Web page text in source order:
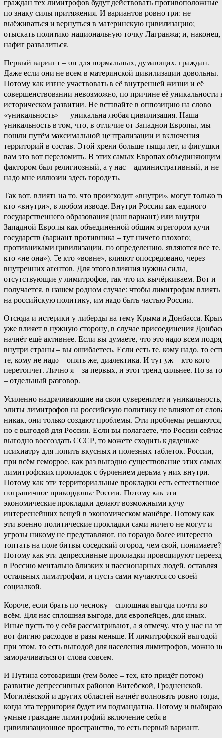
граждан тех лимитрофов будут действовать противоположные
по знаку силы притяжения. И вариантов ровно три: не
выёживаться и вернуться в материнскую цивилизацию;
отыскать политико-национальную точку Лагранжа; и, наконец,
нафиг развалиться.
Первый вариант – он для нормальных, думающих, граждан.
Даже если они не всем в материнской цивилизации довольны.
Потому как извне участвовать в её внутренней жизни и её
совершенствовании невозможно, по причине её уникальности
историческом развитии. Не вставайте в оппозицию на слово
«уникальность» — уникальна любая цивилизация. Наша
уникальность в том, что, в отличие от Западной Европы, мы
пошли путём максимальной централизации и включения
территорий в состав. Этой хрени больше тыщи лет, и фигушки
вам это вот переломить. В этих самых Европах объединяющим
фактором был религиозный, а у нас – административный, и не
надо мне иллюзии здесь городить.
Так вот, влиять на то, что происходит «внутри», могут только
кто «внутри», в любом изводе. Внутри России как единого
государственного образования (наш вариант) или внутри
Западной Европы как объединённой общим эгрегором кучи
государств (вариант противника – тут ничего плохого;
противниками цивилизации, по определению, являются все те,
кто «не она»). Те кто «вовне», влияют опосредовано, через
внутренних агентов. Для этого влияния нужны силы,
отсутствующие у лимитрофов, так что их вычёркиваем. Вот и
получается, в нашем родном случае: чтобы лимитрофам влиять
на российскую политику, им надо быть частью России.
Отсюда и истерики у либерды на тему Крыма и Донбасса.
уже влияет в нужную сторону, в случае присоединения
начнёт ещё активнее. Если вы думаете, что это надо всем
внутри страны – вы ошибаетесь. Если есть те, кому надо, то
те, кому не надо – опять же, диалектика. И тут уж – кто кого
перетопчет. Лично я – за первых, и этот тренд сильнее. Но за то
– отдельный разговор.
Усиленно надрачивающие на свои суверенитет и уникальность,
элиты лимитрофов на российскую политику не влияют от
никак, они только создают проблемы. Эти проблемы решаются,
но с выгодой для России. Если вы полагаете, что России сейчас
выгодно воссоздать СССР, то можете сходить к дяденьке
психиатру для попить вкусных и полезных таблеток. России,
при всём геморрое, как раз выгодно существование этих самых
лимитрофских прокладок с бурлением дерьма у них внутри.
Потому как эти территориальные прокладки есть естественное
пограничное прикордонье России. Потому как эти
экономические прокладки делают возможными кучу
интереснейших вещей в экономическом манёвре. Потому как
эти военно-политические прокладки сами ничего не могут и
угрозы никому не представляют, но гораздо более интересно
топтать на поле битвы соседский огород, чем свой, понимаете?
Потому как эти депрессивные прокладки провоцируют переезд
в Россию ментально близких и пассионарных людей, оставляя
остальных лимитрофам, и пусть сами мучаются со своей
социалкой.
Короче, если брать по чесноку – сплошная выгода почти во
всём. Для нас сплошная выгода, для европейцев, для иных.
Иные пусть то у себя рассматривают, а я отмечу, что у нас на
вот фигню расходов в разы меньше. И лимитрофской выгодой
при этом, то есть выгодой для населения лимитрофов, можно
заморачиваться от слова совсем.
И Путина сотоварищи (тем более – тех, кто придёт потом)
развитие депрессивных районов Витебской, Гродненской,
Могилёвской и других областей начнёт волновать ровно тогда,
когда эта территория будет им подмандатна. Потому и
умные граждане лимитрофий включение себя в
цивилизационное пространство, то есть первый вариант.